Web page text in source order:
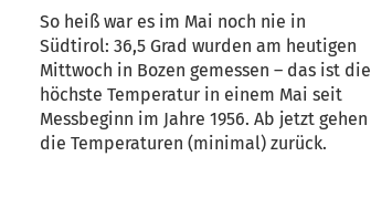
So heiß war es im Mai noch nie in
Südtirol: 36,5 Grad wurden am heutigen
Mittwoch in Bozen gemessen – das ist die
höchste Temperatur in einem Mai seit
Messbeginn im Jahre 1956. Ab jetzt gehen
die Temperaturen (minimal) zurück.